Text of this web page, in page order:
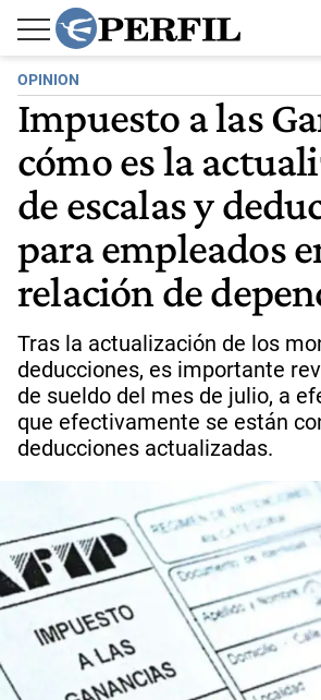
OPINION
Impuesto a las
cómo es la
de escalas y
para empleados
relación de
Tras la actualización de los
deducciones, es importante
de sueldo del mes de julio, a
que efectivamente se están
deducciones actualizadas.